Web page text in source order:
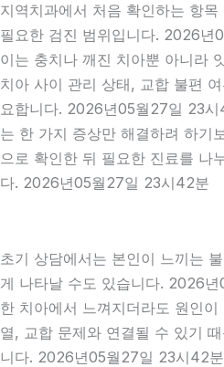
지역치과에서 처음 확인하는 항
필요한 검진 범위입니다. 2026
이는 충치나 깨진 치아뿐 아니라
치아 사이 관리 상태, 교합 불편
요합니다. 2026년05월27일 23
는 한 가지 증상만 해결하려 하기
으로 확인한 뒤 필요한 진료를 나
다. 2026년05월27일 23시42분
초기 상담에서는 본인이 느끼는
게 나타날 수도 있습니다. 2026
한 치아에서 느껴지더라도 원인
열, 교합 문제와 연결될 수 있기
니다. 2026년05월27일 23시42